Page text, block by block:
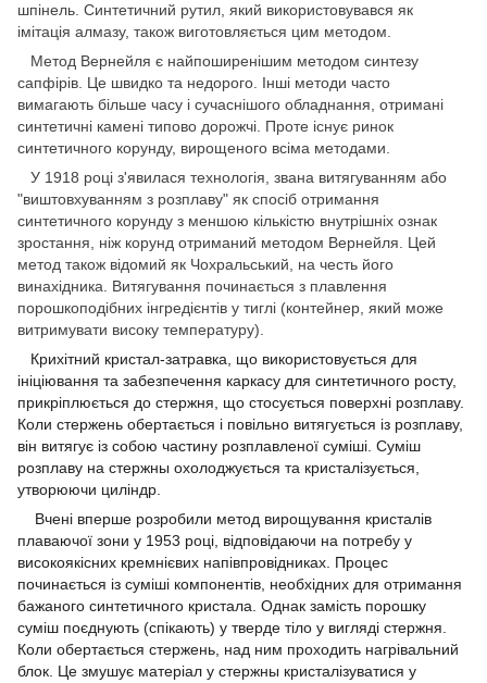
шпінель. Синтетичний рутил, який використовувався як
імітація алмазу, також виготовляється цим методом.
Метод Вернейля є найпоширенішим методом синтезу
сапфірів. Це швидко та недорого. Інші методи часто
вимагають більше часу і сучаснішого обладнання, отримані
синтетичні камені типово дорожчі. Проте існує ринок
синтетичного корунду, вирощеного всіма методами.
У 1918 році з'явилася технологія, звана витягуванням або
"виштовхуванням з розплаву" як спосіб отримання
синтетичного корунду з меншою кількістю внутрішніх ознак
зростання, ніж корунд отриманий методом Вернейля. Цей
метод також відомий як Чохральський, на честь його
винахідника. Витягування починається з плавлення
порошкоподібних інгредієнтів у тиглі (контейнер, який може
витримувати високу температуру).
Крихітний кристал-затравка, що використовується для
ініціювання та забезпечення каркасу для синтетичного росту,
прикріплюється до стержня, що стосується поверхні розплаву.
Коли стержень обертається і повільно витягується із розплаву,
він витягує із собою частину розплавленої суміші. Суміш
розплаву на стержны охолоджується та кристалізується,
утворюючи циліндр.
Вчені вперше розробили метод вирощування кристалів
плаваючої зони у 1953 році, відповідаючи на потребу у
високоякісних кремнієвих напівпровідниках. Процес
починається із суміші компонентів, необхідних для отримання
бажаного синтетичного кристала. Однак замість порошку
суміш поєднують (спікають) у тверде тіло у вигляді стержня.
Коли обертається стержень, над ним проходить нагрівальний
блок. Це змушує матеріал у стержны кристалізуватися у